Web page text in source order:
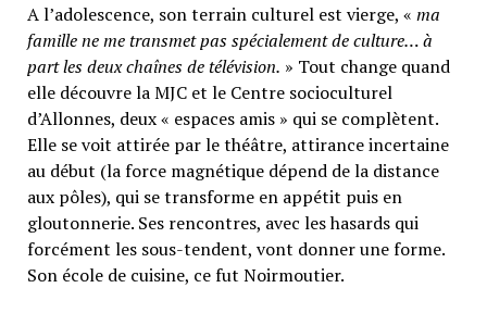
A l’adolescence, son terrain culturel est vierge, « ma
famille ne me transmet pas spécialement de culture… à
part les deux chaînes de télévision. » Tout change quand
elle découvre la MJC et le Centre socioculturel
d’Allonnes, deux « espaces amis » qui se complètent.
Elle se voit attirée par le théâtre, attirance incertaine
au début (la force magnétique dépend de la distance
aux pôles), qui se transforme en appétit puis en
gloutonnerie. Ses rencontres, avec les hasards qui
forcément les sous-tendent, vont donner une forme.
Son école de cuisine, ce fut Noirmoutier.